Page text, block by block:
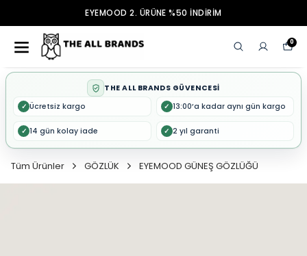
EYEMOOD 2. ÜRÜNE %50 İNDİRİM
0
THE ALL BRANDS GÜVENCESİ
✓ Ücretsiz kargo ✓ 13:00’a kadar aynı gün kargo
✓ 14 gün kolay iade ✓ 2 yıl garanti
Tüm Ürünler GÖZLÜK EYEMOOD GÜNEŞ GÖZLÜĞÜ